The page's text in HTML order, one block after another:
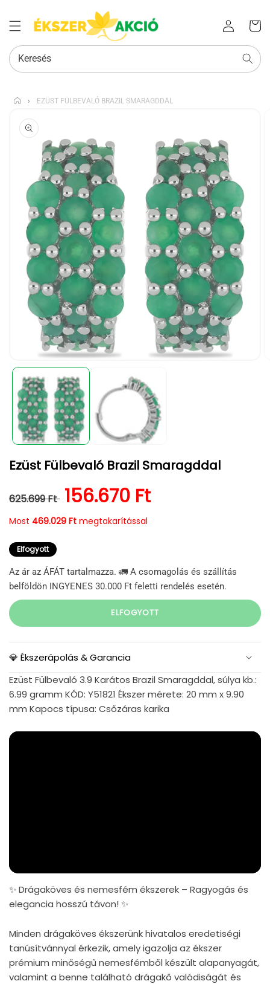
Bejelentkezés
kosara
Keresés
› EZÜST FÜLBEVALÓ BRAZIL SMARAGDDAL
UGRÁS A
TERMÉKADATOKRA
médiafájl
megnyitása
modális
párbeszédpanelen
Ezüst Fülbevaló Brazil Smaragddal
Normál ár
625.699 Ft Kedvezményes ár
156.670 Ft
Most 469.029 Ft megtakarítással
Elfogyott
Az ár az ÁFÁT tartalmazza. 🚛 A csomagolás és szállítás
belföldön INGYENES 30.000 Ft feletti rendelés esetén.
ELFOGYOTT
💎 Ékszerápolás & Garancia
Ezüst Fülbevaló 3.9 Karátos Brazil Smaragddal, súlya kb.:
6.99 gramm KÓD: Y51821 Ékszer mérete: 20 mm x 9.90
mm Kapocs típusa: Csőzáras karika
✨ Drágaköves és nemesfém ékszerek – Ragyogás és
elegancia hosszú távon! ✨
Minden drágaköves ékszerünk hivatalos eredetiségi
tanúsítvánnyal érkezik, amely igazolja az ékszer
prémium minőségű nemesfémből készült alapanyagát,
valamint a benne található drágakő valódiságát és